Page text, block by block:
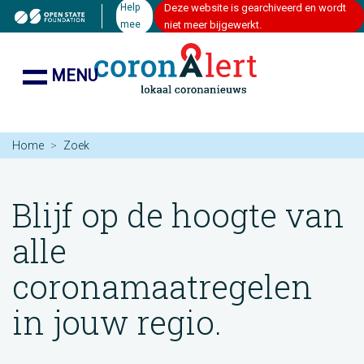
Help
mee
Deze website is gearchiveerd en wordt
niet meer bijgewerkt.
MENU
Home Zoek
Blijf op de hoogte van
alle
coronamaatregelen
in jouw regio.